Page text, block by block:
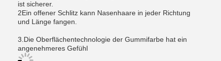
ist sicherer.
2Ein offener Schlitz kann Nasenhaare in jeder Richtung
und Länge fangen.
3.Die Oberflächentechnologie der Gummifarbe hat ein
angenehmeres Gefühl